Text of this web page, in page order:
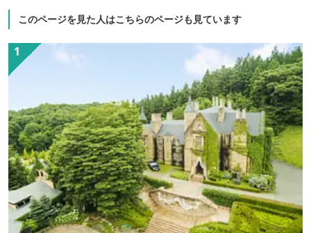
このページを見た人はこちらのページも見ています